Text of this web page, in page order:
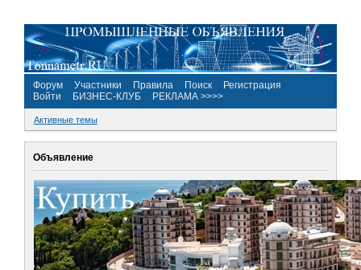
Форум Участники Правила Поиск
Регистрация
Войти
БИЗНЕС-КЛУБ РЕКЛАМА >>>>
Активные темы
Объявление